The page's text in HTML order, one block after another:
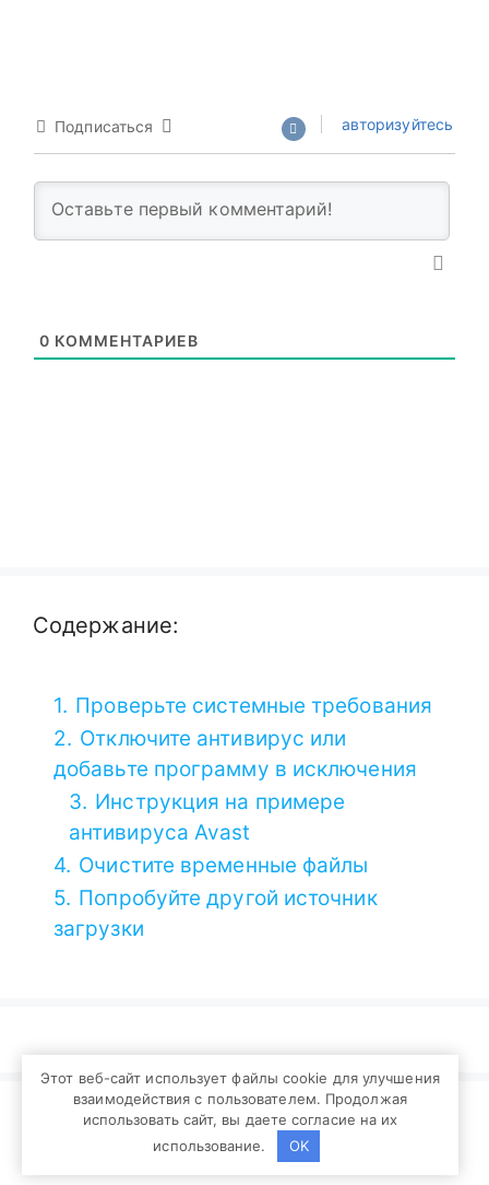
Подписаться авторизуйтесь
0 КОММЕНТАРИЕВ
Содержание:
1. Проверьте системные требования
2. Отключите антивирус или
добавьте программу в исключения
3. Инструкция на примере
антивируса Avast
4. Очистите временные файлы
5. Попробуйте другой источник
загрузки
© 2026 zonadown.ru - Фан сайт популярного
торрент клиента. Официальный сайт w1.zona.pub.
Политика конфиденциальности
Этот веб-сайт использует файлы cookie для улучшения
взаимодействия с пользователем. Продолжая
использовать сайт, вы даете согласие на их
использование.
OK